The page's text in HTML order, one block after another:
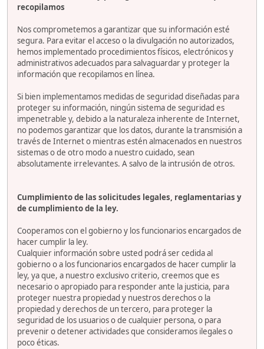
recopilamos
Nos comprometemos a garantizar que su información esté
segura. Para evitar el acceso o la divulgación no autorizados,
hemos implementado procedimientos físicos, electrónicos y
administrativos adecuados para salvaguardar y proteger la
información que recopilamos en línea.
Si bien implementamos medidas de seguridad diseñadas para
proteger su información, ningún sistema de seguridad es
impenetrable y, debido a la naturaleza inherente de Internet,
no podemos garantizar que los datos, durante la transmisión a
través de Internet o mientras estén almacenados en nuestros
sistemas o de otro modo a nuestro cuidado, sean
absolutamente irrelevantes. A salvo de la intrusión de otros.
Cumplimiento de las solicitudes legales, reglamentarias y
de cumplimiento de la ley.
Cooperamos con el gobierno y los funcionarios encargados de
hacer cumplir la ley.
Cualquier información sobre usted podrá ser cedida al
gobierno o a los funcionarios encargados de hacer cumplir la
ley, ya que, a nuestro exclusivo criterio, creemos que es
necesario o apropiado para responder ante la justicia, para
proteger nuestra propiedad y nuestros derechos o la
propiedad y derechos de un tercero, para proteger la
seguridad de los usuarios o de cualquier persona, o para
prevenir o detener actividades que consideramos ilegales o
poco éticas.